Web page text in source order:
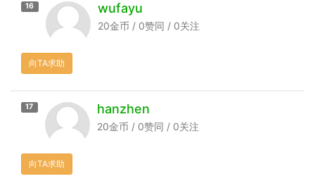
16 wufayu
20金币 / 0赞同 / 0关注
向TA求助
17 hanzhen
20金币 / 0赞同 / 0关注
向TA求助